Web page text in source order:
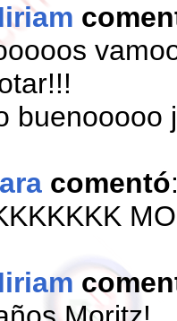
buenooooo
comentó